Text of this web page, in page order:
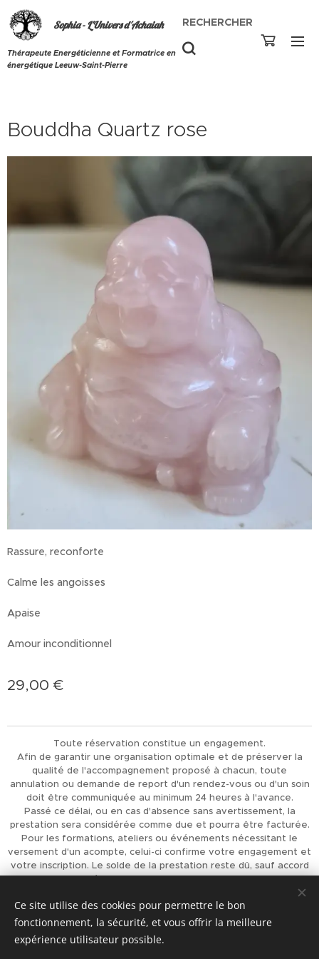
Sophia - L'Univers d'Achaiah
Thérapeute Energéticienne et Formatrice en
énergétique Leeuw-Saint-Pierre
RECHERCHER
Bouddha Quartz rose
Rassure, reconforte
Calme les angoisses
Apaise
Amour inconditionnel
29,00 €
Toute réservation constitue un engagement.
Afin de garantir une organisation optimale et de préserver la
qualité de l'accompagnement proposé à chacun, toute
annulation ou demande de report d'un rendez-vous ou d'un soin
doit être communiquée au minimum 24 heures à l'avance.
Passé ce délai, ou en cas d'absence sans avertissement, la
prestation sera considérée comme due et pourra être facturée.
Pour les formations, ateliers ou événements nécessitant le
versement d'un acompte, celui-ci confirme votre engagement et
votre inscription. Le solde de la prestation reste dû, sauf accord
préalable de L'Univers d'Achaiah.
permettent d'offrir à chacun un accompagnement de qualité.
Optimisé parWebnode Cookies
Ce site utilise des cookies pour permettre le bon
fonctionnement, la sécurité, et vous offrir la meilleure
expérience utilisateur possible.